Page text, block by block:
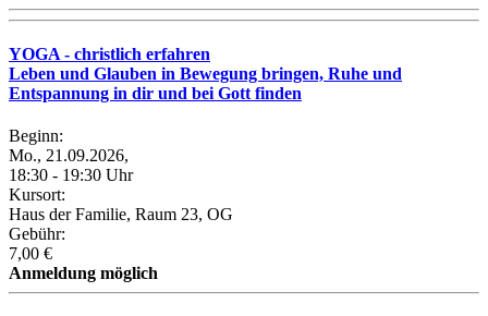
YOGA - christlich erfahren
Leben und Glauben in Bewegung bringen, Ruhe und
Entspannung in dir und bei Gott finden
Beginn:
Mo., 21.09.2026,
18:30 - 19:30 Uhr
Kursort:
Haus der Familie, Raum 23, OG
Gebühr:
7,00 €
Anmeldung möglich